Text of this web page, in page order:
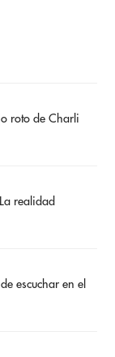
roto de Charli
realidad
escuchar en el